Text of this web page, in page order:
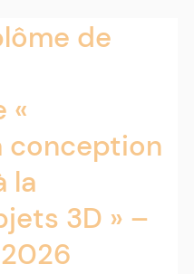
de
«
conception
la
3D » –